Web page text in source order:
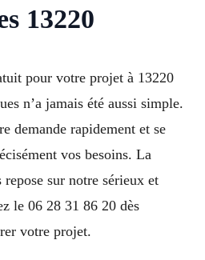
13220
pour votre projet à 13220
n’a jamais été aussi simple.
demande rapidement et se
vos besoins. La
sur notre sérieux et
le 06 28 31 86 20 dès
votre projet.